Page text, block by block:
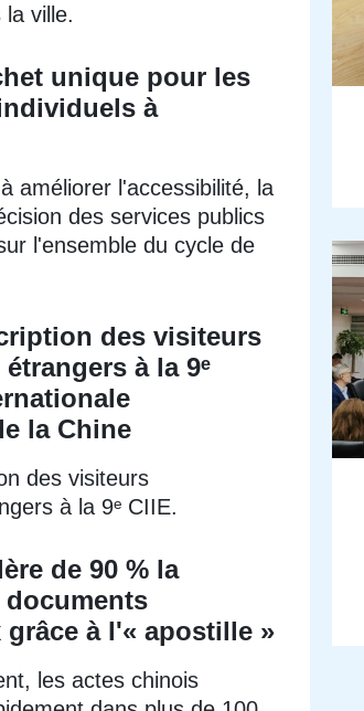
ville.
unique pour les
à
améliorer l'accessibilité, la
des services publics
l'ensemble du cycle de
des visiteurs
à la 9ᵉ
la Chine
des visiteurs
à la 9ᵉ CIIE.
de 90 % la
à l'« apostille »
les actes chinois